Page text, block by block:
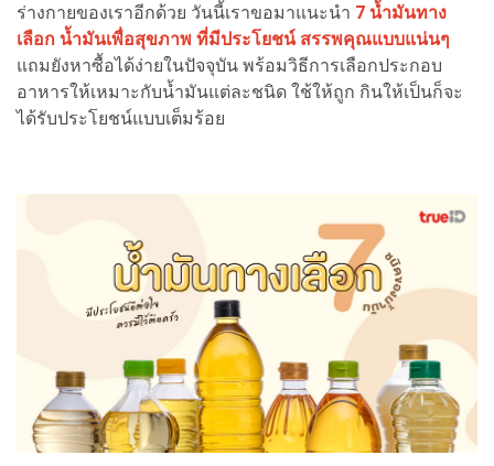
ร่างกายของเราอีกด้วย วันนี้เราขอมาแนะนำ 7 น้ำมันทาง
เลือก น้ำมันเพื่อสุขภาพ ที่มีประโยชน์ สรรพคุณแบบแน่นๆ
แถมยังหาซื้อได้ง่ายในปัจจุบัน พร้อมวิธีการเลือกประกอบ
อาหารให้เหมาะกับน้ำมันแต่ละชนิด ใช้ให้ถูก กินให้เป็นก็จะ
ได้รับประโยชน์แบบเต็มร้อย